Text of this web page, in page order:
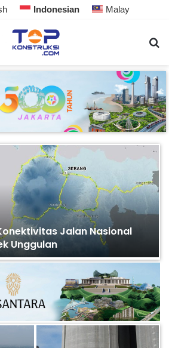
Indonesian Malay
Jalan Nasional
Unggulan